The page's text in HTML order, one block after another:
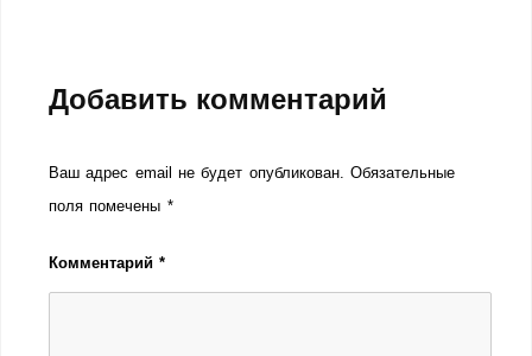
Добавить комментарий
Ваш адрес email не будет опубликован. Обязательные
поля помечены *
Комментарий*